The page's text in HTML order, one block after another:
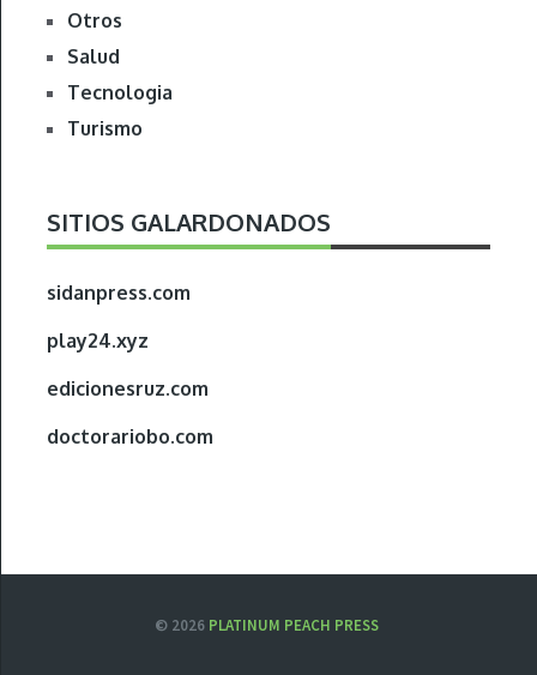
Otros
Salud
Tecnologia
Turismo
SITIOS GALARDONADOS
sidanpress.com
play24.xyz
edicionesruz.com
doctorariobo.com
© 2026 PLATINUM PEACH PRESS